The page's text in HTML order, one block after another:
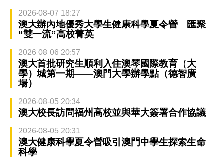
2026-08-07 18:27
澳大辦內地優秀大學生健康科學夏令營 匯聚
“雙一流”高校菁英
2026-08-06 20:57
澳大首批研究生順利入住澳琴國際教育（大
學）城第一期——澳門大學辦學點（德智廣
場）
2026-08-05 20:34
澳大校長訪問福州高校並與華大簽署合作協議
2026-08-05 20:31
澳大健康科學夏令營吸引澳門中學生探索生命
科學